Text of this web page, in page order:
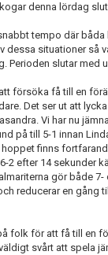
denna lördag
tempo där
dessa situationer så
Perioden slutar
försöka få till en
Det ser ut att
Vi har nu
på till 5-1 innan
finns
2 efter 14 sekunder
gör både
reducerar en gång
folk för att få till en
svårt att spela